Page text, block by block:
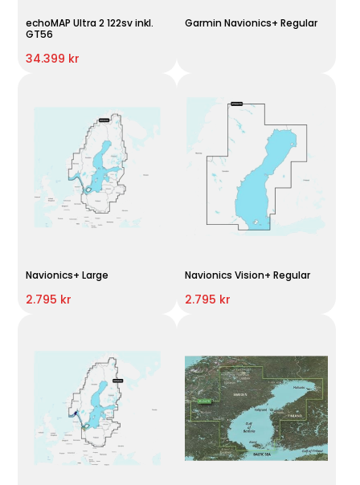
echoMAP Ultra 2 122sv inkl.
GT56
34.399 kr
Garmin Navionics+ Regular
Navionics+ Large
2.795 kr
Navionics Vision+ Regular
2.795 kr